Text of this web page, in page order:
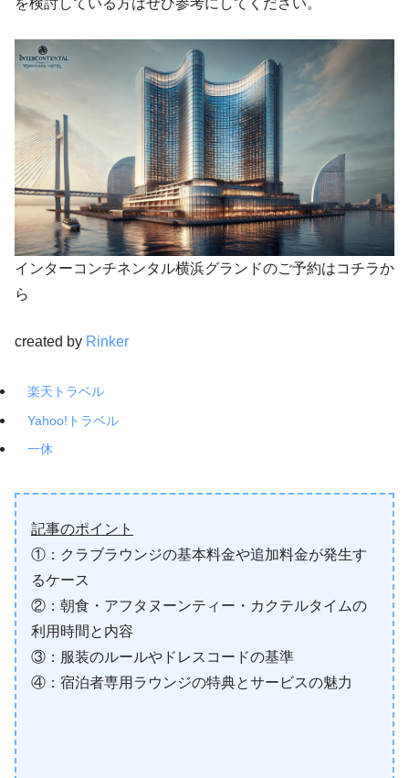
インターコンチネンタル横浜グランドのご予約はコチラか
ら
created by Rinker
楽天トラベル
Yahoo!トラベル
一休
記事のポイント
①：クラブラウンジの基本料金や追加料金が発生す
るケース
②：朝食・アフタヌーンティー・カクテルタイムの
利用時間と内容
③：服装のルールやドレスコードの基準
④：宿泊者専用ラウンジの特典とサービスの魅力